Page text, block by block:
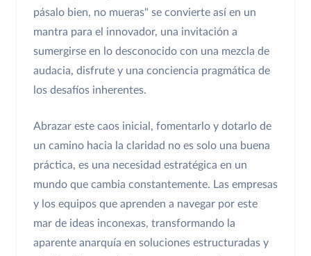
pásalo bien, no mueras" se convierte así en un
mantra para el innovador, una invitación a
sumergirse en lo desconocido con una mezcla de
audacia, disfrute y una conciencia pragmática de
los desafíos inherentes.
Abrazar este caos inicial, fomentarlo y dotarlo de
un camino hacia la claridad no es solo una buena
práctica, es una necesidad estratégica en un
mundo que cambia constantemente. Las empresas
y los equipos que aprenden a navegar por este
mar de ideas inconexas, transformando la
aparente anarquía en soluciones estructuradas y